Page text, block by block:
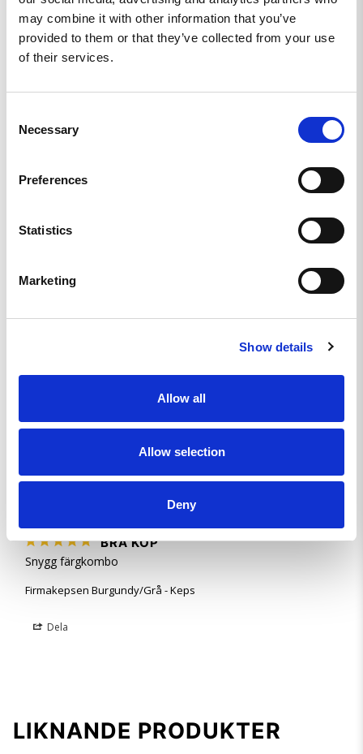
may combine it with other information that you’ve
provided to them or that they’ve collected from your use
of their services.
Selection
Necessary
Preferences
Statistics
Marketing
Show details
Allow all
Allow selection
Deny
Recensioner Frågor
SE
Jävla fin! Jävla skön!
SE
Den sitter som en fläskläpp
Firmakepsen Burgundy/Grå - Keps
BRA KÖP
Snygg färgkombo
Firmakepsen Burgundy/Grå - Keps
Dela
LIKNANDE PRODUKTER